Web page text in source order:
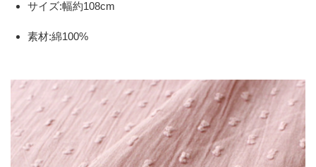
サイズ:幅約108cm
素材:綿100%